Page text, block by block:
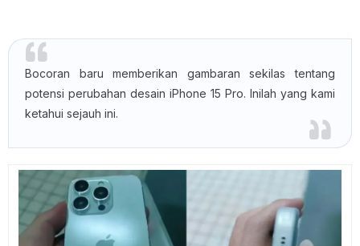
Bocoran baru memberikan gambaran sekilas tentang
potensi perubahan desain iPhone 15 Pro. Inilah yang kami
ketahui sejauh ini.